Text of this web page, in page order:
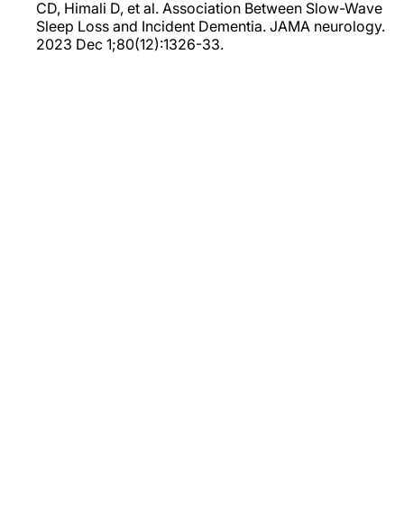
CD, Himali D, et al. Association Between Slow-Wave
Sleep Loss and Incident Dementia. JAMA neurology.
2023 Dec 1;80(12):1326-33.